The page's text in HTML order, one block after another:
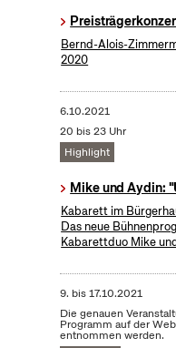
Bernd-Alois-
2020
6.10.2021
20 bis 23 Uhr
Highlight
Mike und Aydin:
Kabarett im
Das neue
Kabarettduo Mike
9. bis17.10.2021
Die genauen
Programm auf der
entnommen werden.